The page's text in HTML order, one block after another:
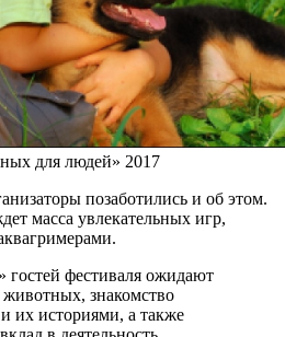
для людей» 2017
позаботились и об этом.
масса увлекательных игр,
фестиваля ожидают
знакомство
их историями, а также